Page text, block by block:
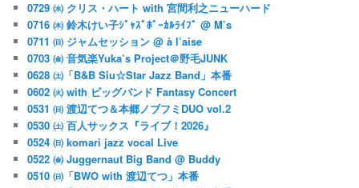
0729 ㈬ クリス・ハート with 宮間利之ニューハード
0716 ㈭ 鈴木けい子ｼﾞｬｽﾞﾎﾞｰｶﾙﾗｲﾌﾞ @ M’s
0711 ㈰ ジャムセッション @ à l’aise
0703 ㈮ 音気楽Yuka’s Project＠野毛JUNK
0628 ㈯「B&B Siu☆Star Jazz Band」本番
0602 ㈫ with ビッグバンド Fantasy Concert
0531 ㈰ 渡辺てつ＆本郷ノブフミDUO vol.2
0530 ㈯ 百人サックス『ライブ！2026』
0524 ㈰ komari jazz vocal Live
0522 ㈮ Juggernaut Big Band @ Buddy
0510 ㈰「BWO with 渡辺てつ」本番